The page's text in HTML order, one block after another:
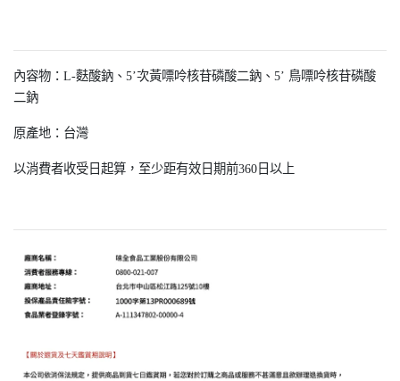
內容物：L-麩酸鈉、5’次黃嘌呤核苷磷酸二鈉、5’ 鳥嘌呤核苷磷酸
二鈉
原產地：台灣
以消費者收受日起算，至少距有效日期前360日以上